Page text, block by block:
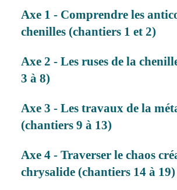
Axe 1 - Comprendre les
chenilles (chantiers 1 et 2)
Axe 2 - Les ruses de la
3 à 8)
Axe 3 - Les travaux de la
(chantiers 9 à 13)
Axe 4 - Traverser le chaos
chrysalide (chantiers 14 à 19)